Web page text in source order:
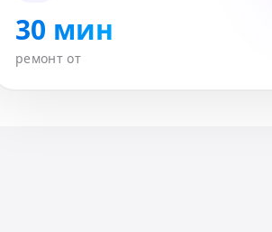
30 мин
ремонт от